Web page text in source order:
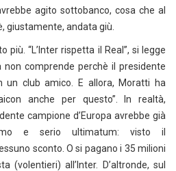
agito sottobanco, cosa che al
giustamente, andata giù.
più. “L’Inter rispetta il Real”, si legge
non comprende perchè il presidente
un club amico. E allora, Moratti ha
anche per questo”. In realtà,
campione d’Europa avrebbe già
e serio ultimatum: visto il
sconto. O si pagano i 35 milioni
(volentieri) all’Inter. D’altronde, sul